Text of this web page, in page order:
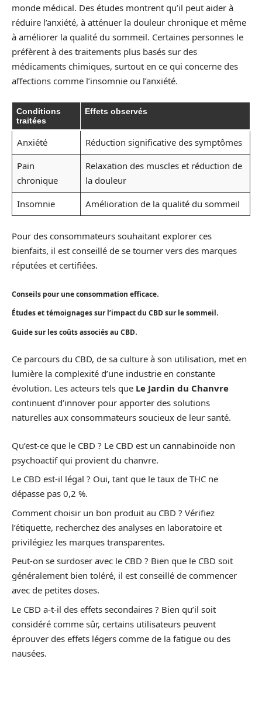
monde médical. Des études montrent qu’il peut aider à
réduire l’anxiété, à atténuer la douleur chronique et même
à améliorer la qualité du sommeil. Certaines personnes le
préfèrent à des traitements plus basés sur des
médicaments chimiques, surtout en ce qui concerne des
affections comme l’insomnie ou l’anxiété.
Conditions
traitées
Effets observés
Anxiété
Réduction significative des symptômes
Pain
chronique
Relaxation des muscles et réduction de
la douleur
Insomnie
Amélioration de la qualité du sommeil
Pour des consommateurs souhaitant explorer ces
bienfaits, il est conseillé de se tourner vers des marques
réputées et certifiées.
Conseils pour une consommation efficace.
Études et témoignages sur l’impact du CBD sur le sommeil.
Guide sur les coûts associés au CBD.
Ce parcours du CBD, de sa culture à son utilisation, met en
lumière la complexité d’une industrie en constante
évolution. Les acteurs tels que Le Jardin du Chanvre
continuent d’innover pour apporter des solutions
naturelles aux consommateurs soucieux de leur santé.
Qu’est-ce que le CBD ? Le CBD est un cannabinoïde non
psychoactif qui provient du chanvre.
Le CBD est-il légal ? Oui, tant que le taux de THC ne
dépasse pas 0,2 %.
Comment choisir un bon produit au CBD ? Vérifiez
l’étiquette, recherchez des analyses en laboratoire et
privilégiez les marques transparentes.
Peut-on se surdoser avec le CBD ? Bien que le CBD soit
généralement bien toléré, il est conseillé de commencer
avec de petites doses.
Le CBD a-t-il des effets secondaires ? Bien qu’il soit
considéré comme sûr, certains utilisateurs peuvent
éprouver des effets légers comme de la fatigue ou des
nausées.